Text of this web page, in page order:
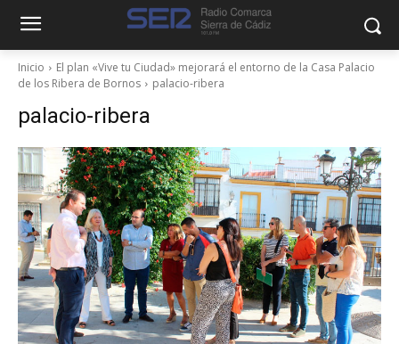
Inicio
El plan «Vive tu Ciudad» mejorará el entorno de la Casa Palacio
de los Ribera de Bornos
palacio-ribera
palacio-ribera